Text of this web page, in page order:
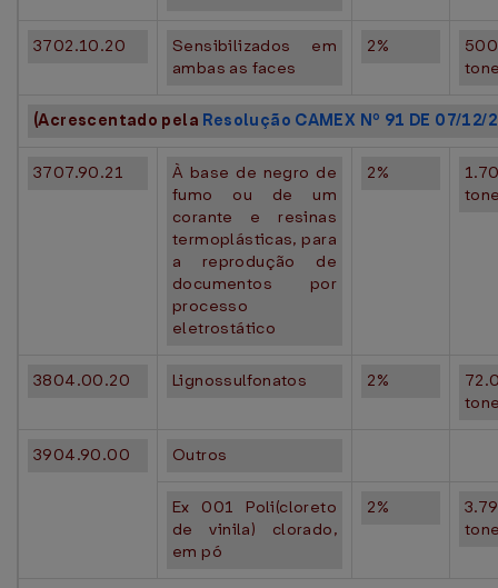
3702.10.20
Sensibilizados em
ambas as faces
2%
500
(Acrescentado pela Resolução CAMEX Nº 91 DE 07/12/
3707.90.21
À base de negro de
fumo ou de um
corante e resinas
termoplásticas, para
a reprodução de
documentos por
processo
eletrostático
2%
3804.00.20 Lignossulfonatos 2%
3904.90.00 Outros
Ex 001 Poli(cloreto
de vinila) clorado,
em pó
2%